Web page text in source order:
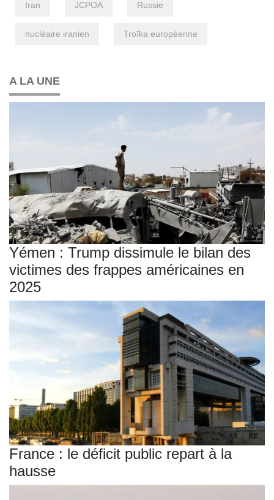
Iran JCPOA Russie
nucléaire iranien Troïka européenne
A LA UNE
Yémen : Trump dissimule le bilan des
victimes des frappes américaines en
2025
France : le déficit public repart à la
hausse